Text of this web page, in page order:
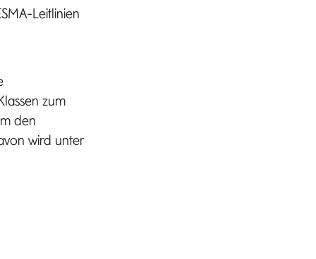
Leitlinien
zum
den
wird unter